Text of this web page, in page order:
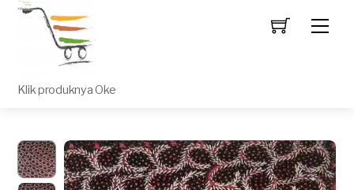
Klik produknya Oke